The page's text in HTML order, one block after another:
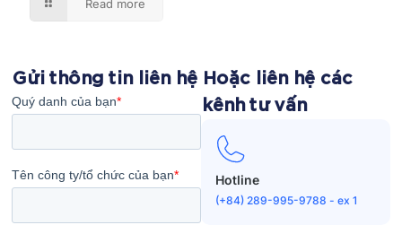
Read more
Gửi thông tin liên hệ Hoặc liên hệ các
kênh tư vấn
Hotline
(+84) 289-995-9788 - ex 1